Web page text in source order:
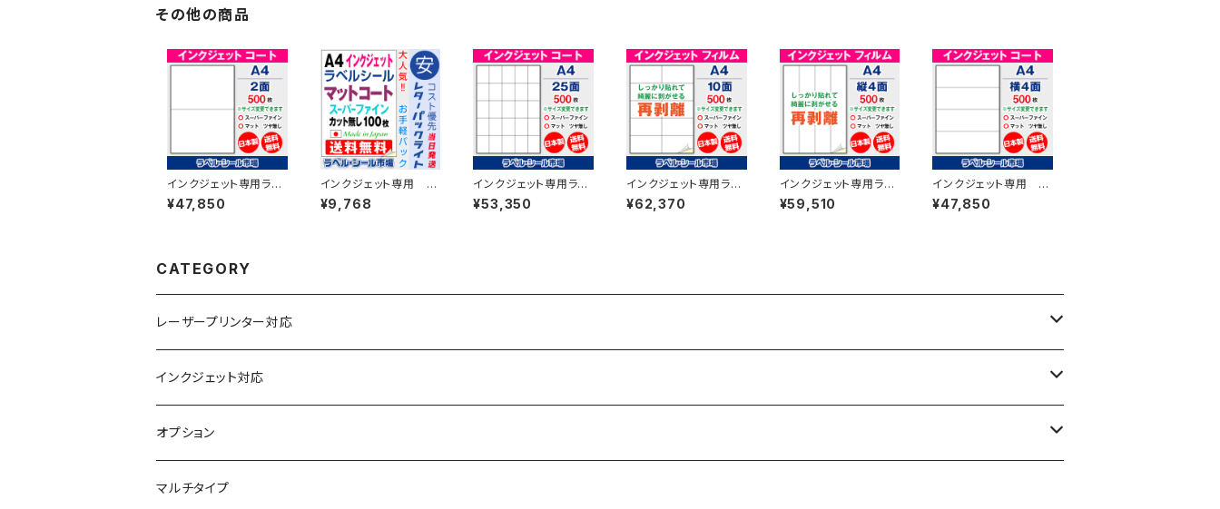
その他の商品
インクジェット専用ラベ
ルシール マットコートA
4-2面 500枚 スーパー
¥47,850
インクジェット専用 ラ
ベル・シール A4カット
無し コート紙 100
¥9,768
インクジェット専用ラベ
ルシール マットコートA
4-25面 500枚 スーパ
¥53,350
インクジェット専用ラベ
ルシール フィルム再剥
離 A4-10面 500枚 ス
¥62,370
インクジェット専用ラベ
ルシール フィルム再剥
離 A4-縦4面 500枚
¥59,510
インクジェット専用 ラ
ベル・シール A4-横4
面カット コート紙 5
¥47,850
CATEGORY
レーザープリンター対応
上質紙
アート紙
光沢紙
インクジェット対応
コート紙
光沢紙
オプション
簡易印刷
マルチタイプ